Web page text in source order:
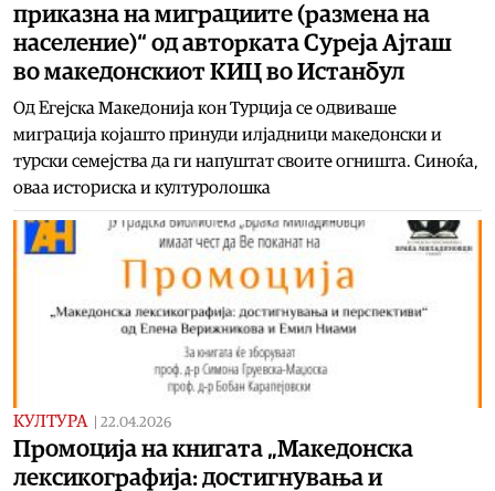
приказна на миграциите (размена на
население)“ од авторката Суреја Ајташ
во македонскиот КИЦ во Истанбул
Од Егејска Македонија кон Турција се одвиваше
миграција којашто принуди илјадници македонски и
турски семејства да ги напуштат своите огништа. Синоќа,
оваа историска и културолошка
КУЛТУРА 22.04.2026
Промоција на книгата „Македонска
лексикографија: достигнувања и